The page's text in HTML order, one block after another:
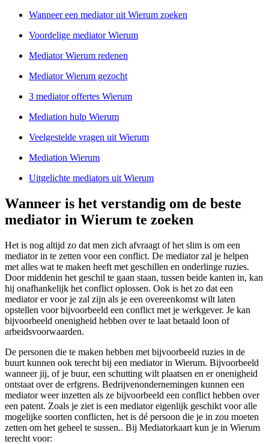
Wanneer een mediator uit Wierum zoeken
Voordelige mediator Wierum
Mediator Wierum redenen
Mediator Wierum gezocht
3 mediator offertes Wierum
Mediation hulp Wierum
Veelgestelde vragen uit Wierum
Mediation Wierum
Uitgelichte mediators uit Wierum
Wanneer is het verstandig om de beste
mediator in Wierum te zoeken
Het is nog altijd zo dat men zich afvraagt of het slim is om een
mediator in te zetten voor een conflict. De mediator zal je helpen
met alles wat te maken heeft met geschillen en onderlinge ruzies.
Door middenin het geschil te gaan staan, tussen beide kanten in, kan
hij onafhankelijk het conflict oplossen. Ook is het zo dat een
mediator er voor je zal zijn als je een overeenkomst wilt laten
opstellen voor bijvoorbeeld een conflict met je werkgever. Je kan
bijvoorbeeld onenigheid hebben over te laat betaald loon of
arbeidsvoorwaarden.
De personen die te maken hebben met bijvoorbeeld ruzies in de
buurt kunnen ook terecht bij een mediator in Wierum. Bijvoorbeeld
wanneer jij, of je buur, een schutting wilt plaatsen en er onenigheid
ontstaat over de erfgrens. Bedrijvenondernemingen kunnen een
mediator weer inzetten als ze bijvoorbeeld een conflict hebben over
een patent. Zoals je ziet is een mediator eigenlijk geschikt voor alle
mogelijke soorten conflicten, het is dé persoon die je in zou moeten
zetten om het geheel te sussen.. Bij Mediatorkaart kun je in Wierum
terecht voor: